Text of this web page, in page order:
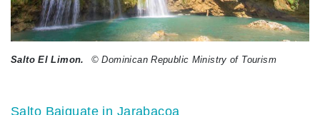
Salto El Limon. © Dominican Republic Ministry of Tourism
Salto Baiguate in Jarabacoa